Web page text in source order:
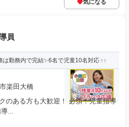
気になる
員
は勤務内で完結✨6名で児童10名対応
楽田大橋
のある方も大歓迎！ 必須：児童指導
...